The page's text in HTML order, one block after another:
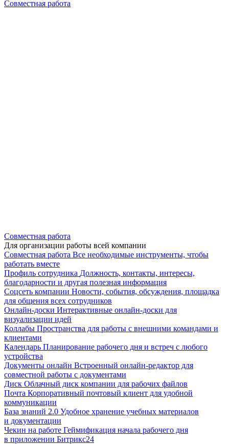
Совместная работа
Совместная работа
Для организации работы всей компании
Совместная работа Все необходимые инструменты, чтобы
работать вместе
Профиль сотрудника Должность, контакты, интересы,
благодарности и другая полезная информация
Соцсеть компании Новости, события, обсуждения, площадка
для общения всех сотрудников
Онлайн-доски Интерактивные онлайн-доски для
визуализации идей
Коллабы Пространства для работы с внешними командами и
клиентами
Календарь Планирование рабочего дня и встреч с любого
устройства
Документы онлайн Встроенный онлайн-редактор для
совместной работы с документами
Диск Облачный диск компании для рабочих файлов
Почта Корпоративный почтовый клиент для удобной
коммуникации
База знаний 2.0 Удобное хранение учебных материалов
и документации
Чекин на работе Геймификация начала рабочего дня
в приложении Битрикс24